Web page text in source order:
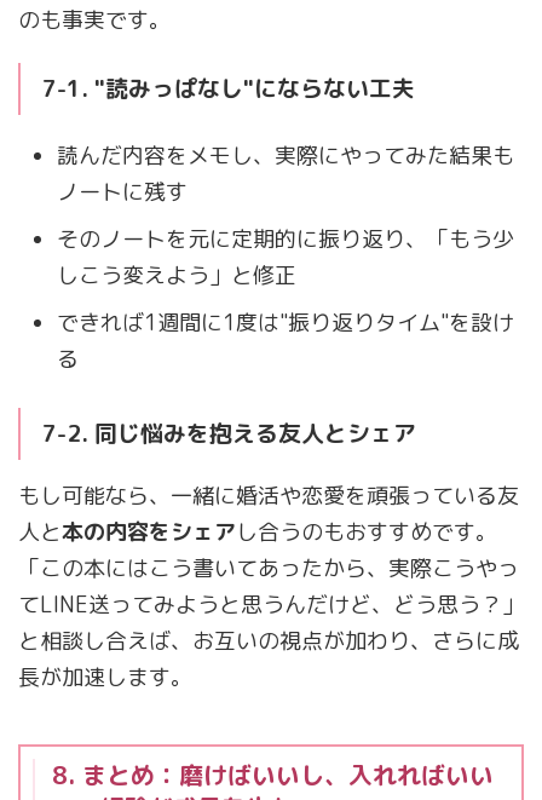
のも事実です。
7-1. "読みっぱなし"にならない工夫
読んだ内容をメモし、実際にやってみた結果も
ノートに残す
そのノートを元に定期的に振り返り、「もう少
しこう変えよう」と修正
できれば1週間に1度は"振り返りタイム"を設け
る
7-2. 同じ悩みを抱える友人とシェア
もし可能なら、一緒に婚活や恋愛を頑張っている友
人と本の内容をシェアし合うのもおすすめです。
「この本にはこう書いてあったから、実際こうやっ
てLINE送ってみようと思うんだけど、どう思う？」
と相談し合えば、お互いの視点が加わり、さらに成
長が加速します。
8. まとめ：磨けばいいし、入れればいい